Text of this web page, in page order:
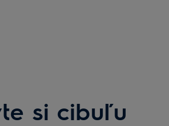
si cibuľu